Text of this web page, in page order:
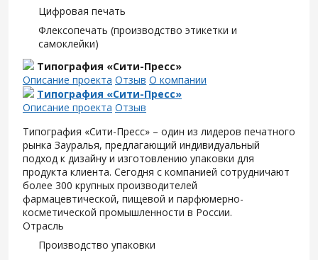
Цифровая печать
Флексопечать (производство этикетки и
самоклейки)
Типография «Сити-Пресс»
Описание проекта Отзыв О компании
Типография «Сити-Пресс»
Описание проекта Отзыв
Типография «Сити-Пресс» – один из лидеров печатного
рынка Зауралья, предлагающий индивидуальный
подход к дизайну и изготовлению упаковки для
продукта клиента. Сегодня с компанией сотрудничают
более 300 крупных производителей
фармацевтической, пищевой и парфюмерно-
косметической промышленности в России.
Отрасль
Производство упаковки